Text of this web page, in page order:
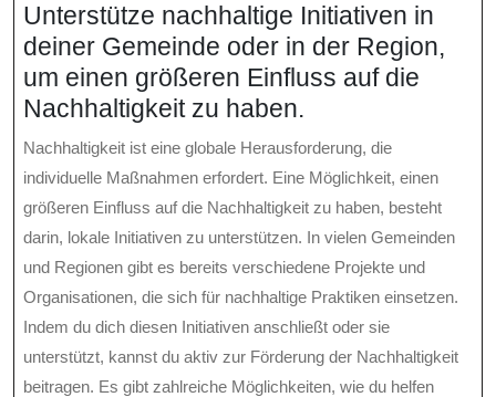
Unterstütze nachhaltige Initiativen in
deiner Gemeinde oder in der Region,
um einen größeren Einfluss auf die
Nachhaltigkeit zu haben.
Nachhaltigkeit ist eine globale Herausforderung, die
individuelle Maßnahmen erfordert. Eine Möglichkeit, einen
größeren Einfluss auf die Nachhaltigkeit zu haben, besteht
darin, lokale Initiativen zu unterstützen. In vielen Gemeinden
und Regionen gibt es bereits verschiedene Projekte und
Organisationen, die sich für nachhaltige Praktiken einsetzen.
Indem du dich diesen Initiativen anschließt oder sie
unterstützt, kannst du aktiv zur Förderung der Nachhaltigkeit
beitragen. Es gibt zahlreiche Möglichkeiten, wie du helfen